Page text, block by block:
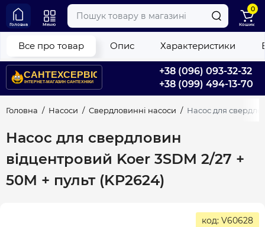
+38 (096) 093-32-32
+38 (099) 494-13-70
Головна Меню
0
Кошик
Головна Насоси Свердловинні насоси Насос для
Насос для свердловин
відцентровий Koer 3SDM 2/27 +
50M + пульт (KP2624)
Все про товар Опис Характеристики
код: V60628